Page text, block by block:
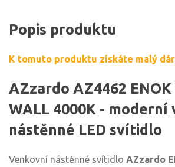
Popis produktu
K tomuto produktu získáte malý
AZzardo AZ4462 ENOK
WALL 4000K - moderní
nástěnné LED svítidlo
Venkovní nástěnné svítidlo AZzardo